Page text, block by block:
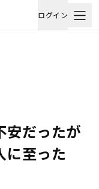
ログイン
安だったが
に至った